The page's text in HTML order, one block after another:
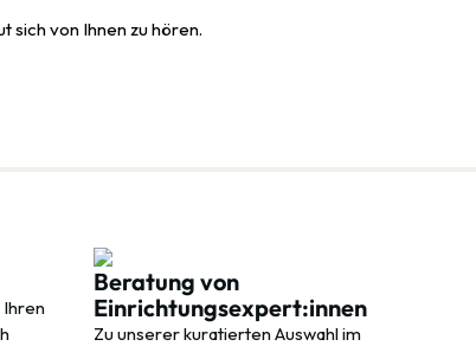
von Ihnen zu hören.
Ihren
Beratung von
Einrichtungsexpert:innen
Zu unserer kuratierten Auswahl im